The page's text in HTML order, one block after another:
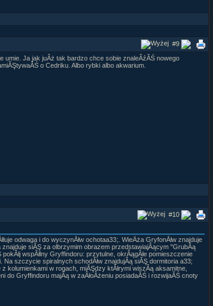
#9
umie. Ja jak juÂż tak bardzo chce sobie znaleÂźĂŚ nowego
o Cedriku. Albo rybki albo akwarium.
#10
odwaga i do wyczynĂłw ochotaa33;. WieÂża GryfonĂłw znajduje
siĂŞ za olbrzymim obrazem przedstawiajÂącym "GrubÂą
wspĂłlny Gryffindoru: przytulne, okrÂągÂłe pomieszczenie
Na szczycie spiralnych schodĂłw znajdujÂą siĂŞ dormitoria a33;
kolumienkami w rogach, miĂŞdzy ktĂłrymi wiszÂą aksamitne,
do Gryffindoru majÂą w zaÂłoÂżeniu posiadaĂŚ i rozwijaĂŚ cnoty